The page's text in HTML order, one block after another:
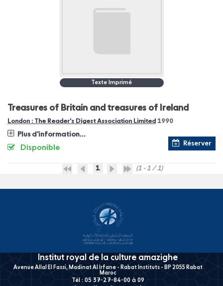
Texte Imprimé
Treasures of Britain and treasures of Ireland
London : The Reader's Digest Association Limited 1990
Plus d'information...
Réserver
Disponible
1 (1 - 1 / 1)
Institut royal de la culture amazighe
Avenue Allal El Fassi, Madinat Al Irfane - Rabat Instituts - BP 2055 Rabat
Maroc
Tél : 05 37-27-84-00 à 09